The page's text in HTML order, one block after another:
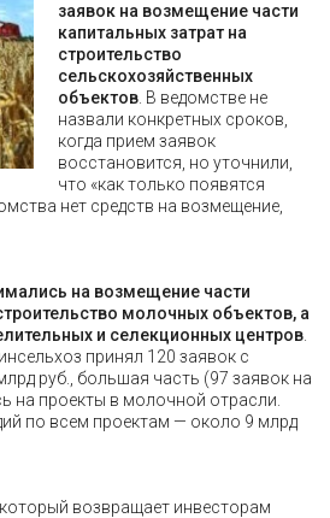
заявок на возмещение части
капитальных затрат на
строительство
сельскохозяйственных
объектов . В ведомстве не
назвали конкретных сроков,
когда прием заявок
восстановится, но уточнили,
что «как только появятся
нет средств на возмещение,
на возмещение части
молочных объектов, а
и селекционных центров.
принял 120 заявок с
руб., большая часть (97 заявок на
на проекты в молочной отрасли.
по всем проектам — около 9 млрд
возвращает инвесторам